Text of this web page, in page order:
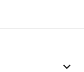
keyboard_arrow_down